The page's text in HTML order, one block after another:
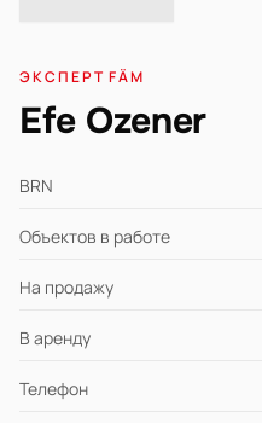
ЭКСПЕРТ FÄM
Efe Ozener
BRN
Объектов в работе
На продажу
В аренду
Телефон